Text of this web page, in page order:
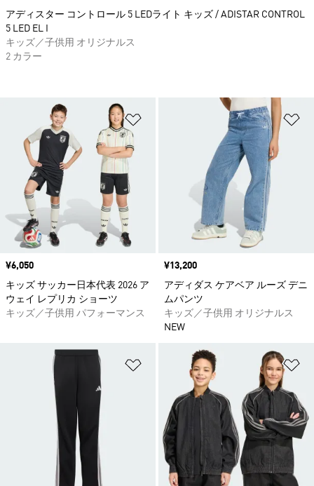
ほしいものリストに追加
価格
¥6,050
キッズ サッカー日本代表 2026 ア
ウェイ レプリカ ショーツ
キッズ／子供用 パフォーマンス
価格
¥13,200
アディダス ケアベア ルーズ デニ
ムパンツ
キッズ／子供用 オリジナルス
NEW
ほしいものリストに追加
アディスター コントロール 5 LEDライト キッズ / ADISTAR CONTROL
5 LED EL I
キッズ／子供用 オリジナルス
2 カラー